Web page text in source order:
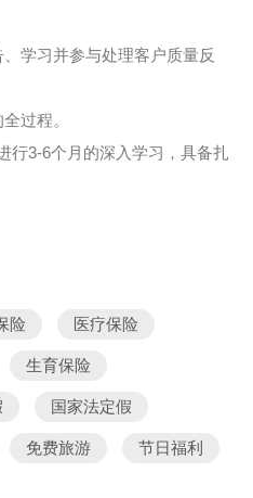
学习并参与处理客户质量反
过程。
行3-6个月的深入学习，具备扎
险 医疗保险
生育保险
国家法定假
免费旅游 节日福利